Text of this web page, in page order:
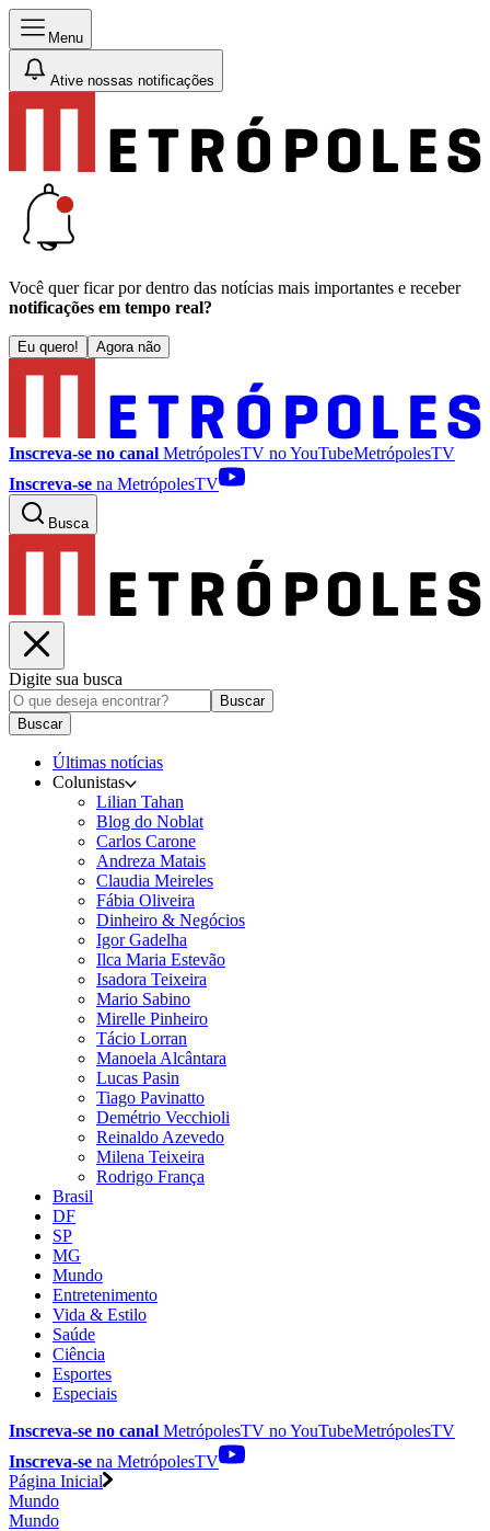
Menu
Ative nossas notificações
Você quer ficar por dentro das notícias mais importantes e receber
notificações em tempo real?
Eu quero! Agora não
Inscreva-se no canal MetrópolesTV noYouTubeMetrópolesTV
Inscreva-se na MetrópolesTV
Busca
Digite sua busca
Buscar
Buscar
Últimas notícias
Colunistas
Lilian Tahan
Blog do Noblat
Carlos Carone
Andreza Matais
Claudia Meireles
Fábia Oliveira
Dinheiro & Negócios
Igor Gadelha
Ilca Maria Estevão
Isadora Teixeira
Mario Sabino
Mirelle Pinheiro
Tácio Lorran
Manoela Alcântara
Lucas Pasin
Tiago Pavinatto
Demétrio Vecchioli
Reinaldo Azevedo
Milena Teixeira
Rodrigo França
Brasil
DF
SP
MG
Mundo
Entretenimento
Vida & Estilo
Saúde
Ciência
Esportes
Especiais
Inscreva-se no canal MetrópolesTV noYouTubeMetrópolesTV
Inscreva-se na MetrópolesTV
Página Inicial
Mundo
Mundo